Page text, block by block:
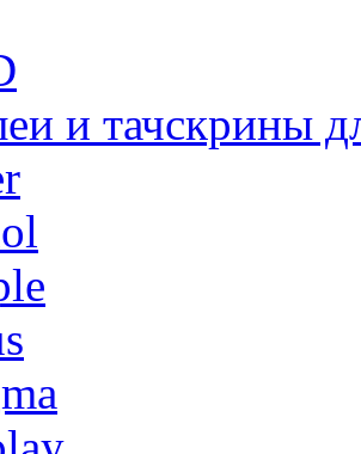
и тачскрины